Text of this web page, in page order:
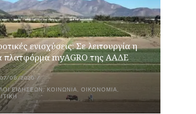
ενισχύσεις: Σε λειτουργία η
πλατφόρμα myAGRO της ΑΑΔΕ
08/2026
ΕΙΔΉΣΕΩΝ , ΚΟΙΝΩΝΊΑ,ΟΙΚΟΝΟΜΊΑ,